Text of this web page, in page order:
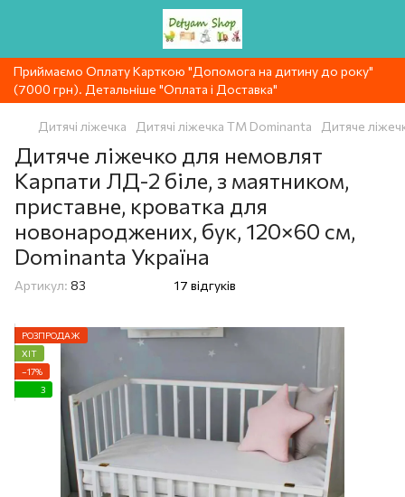
Приймаємо Оплату Карткою "Допомога на дитину до року"
(7000 грн). Детальніше "Оплата і Доставка"
Дитячі ліжечка Дитячі ліжечка ТМ Dominanta Дитяче
Дитяче ліжечко для немовлят
Карпати ЛД-2 біле, з маятником,
приставне, кроватка для
новонароджених, бук, 120×60 см,
Dominanta Україна
Артикул: 83 17 відгуків
РОЗПРОДАЖ
ХІТ
−17%
3